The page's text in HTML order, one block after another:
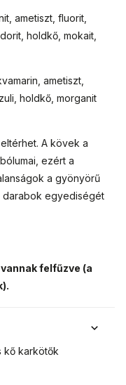
ametiszt, fluorit,
holdkő, mokait,
ametiszt,
holdkő, morganit
A kövek a
ezért a
a gyönyörű
egyediségét
felfűzve (a
kő karkötők